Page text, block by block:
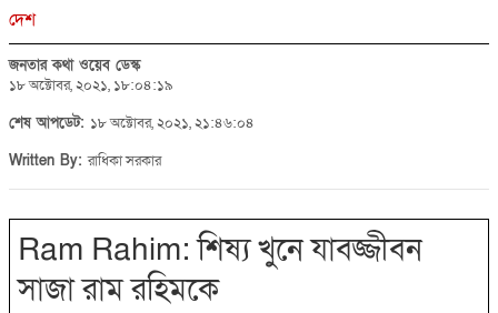
দেশ
জনতার কথা ওয়েব ডেস্ক
১৮ অক্টোবর, ২০২১, ১৮:০৪:১৯
শেষ আপডেট: ১৮ অক্টোবর, ২০২১, ২১:৪৬:০৪
Written By:রাধিকা সরকার
Ram Rahim: শিষ্য খুনে যাবজ্জীবন
সাজা রাম রহিমকে